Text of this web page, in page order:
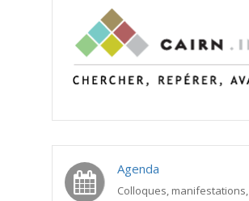
Agenda
Colloques, manifestations,